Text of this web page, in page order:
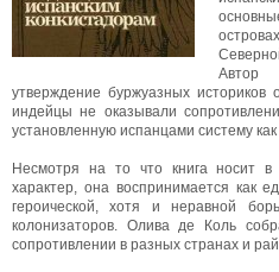
Автор
утверждение буржуазных историков
индейцы не оказывали
установленную испанцами систему
Несмотря на то что книга носит в
характер, она воспринимается как
героической, хотя и неравной
колонизаторов. Олива де Коль
сопротивлении в разных странах и